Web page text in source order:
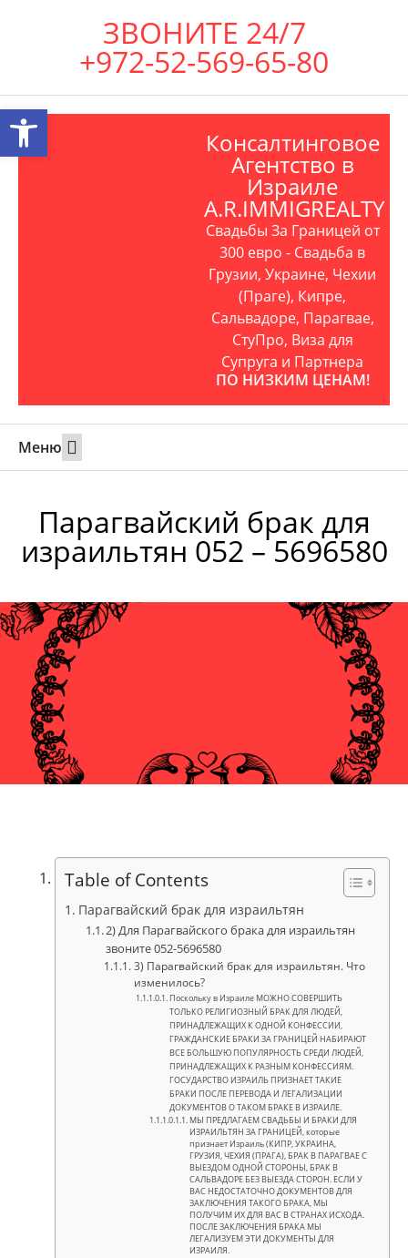
ЗВОНИТЕ 24/7
+972-52-569-65-80
Консалтинговое
Агентство в
Израиле
A.R.IMMIGREALTY
Свадьбы За Границей от
300 евро - Свадьба в
Грузии, Украине, Чехии
(Праге), Кипре,
Сальвадоре, Парагвае,
СтуПро, Виза для
Супруга и Партнера
ПО НИЗКИМ ЦЕНАМ!
Меню
Парагвайский брак для
израильтян 052 – 5696580
Table of Contents
Парагвайский брак для израильтян
2) Для Парагвайского брака для израильтян
звоните 052-5696580
3) Парагвайский брак для израильтян. Что
изменилось?
Поскольку в Израиле МОЖНО СОВЕРШИТЬ
ТОЛЬКО РЕЛИГИОЗНЫЙ БРАК ДЛЯ ЛЮДЕЙ,
ПРИНАДЛЕЖАЩИХ К ОДНОЙ КОНФЕССИИ,
ГРАЖДАНСКИЕ БРАКИ ЗА ГРАНИЦЕЙ НАБИРАЮТ
ВСЕ БОЛЬШУЮ ПОПУЛЯРНОСТЬ СРЕДИ ЛЮДЕЙ,
ПРИНАДЛЕЖАЩИХ К РАЗНЫМ КОНФЕССИЯМ.
ГОСУДАРСТВО ИЗРАИЛЬ ПРИЗНАЕТ ТАКИЕ
БРАКИ ПОСЛЕ ПЕРЕВОДА И ЛЕГАЛИЗАЦИИ
ДОКУМЕНТОВ О ТАКОМ БРАКЕ В ИЗРАИЛЕ.
МЫ ПРЕДЛАГАЕМ СВАДЬБЫ И БРАКИ ДЛЯ
ИЗРАИЛЬТЯН ЗА ГРАНИЦЕЙ, которые
признает Израиль (КИПР, УКРАИНА,
ГРУЗИЯ, ЧЕХИЯ (ПРАГА), БРАК В ПАРАГВАЕ С
ВЫЕЗДОМ ОДНОЙ СТОРОНЫ, БРАК В
САЛЬВАДОРЕ БЕЗ ВЫЕЗДА СТОРОН. ЕСЛИ У
ВАС НЕДОСТАТОЧНО ДОКУМЕНТОВ ДЛЯ
ЗАКЛЮЧЕНИЯ ТАКОГО БРАКА, МЫ
ПОЛУЧИМ ИХ ДЛЯ ВАС В СТРАНАХ ИСХОДА.
ПОСЛЕ ЗАКЛЮЧЕНИЯ БРАКА МЫ
ЛЕГАЛИЗУЕМ ЭТИ ДОКУМЕНТЫ ДЛЯ
ИЗРАИЛЯ.
Открыть панель инструментов